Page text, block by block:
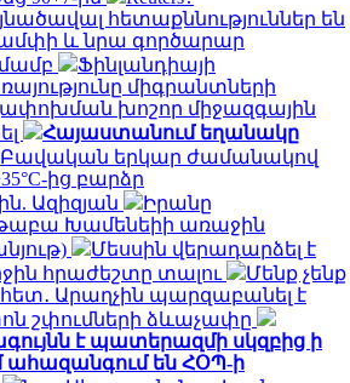
հետաքննություններ են
և նրա գործարար
Ֆինլանդիայի
միգրանտների
խոշոր միջազգային
Հայաստանում եղանակը
Բավական երկար ժամանակով
ից բարձր
Ազիզյան
Իրանը
Խամենեիի առաջին
Մեսսին վերադարձել է
հրաժեշտը տալու
Մենք չենք
Արաղչին պարզաբանել է
շփումների ձևաչափը
է պատերազմի սկզբից ի
ահազանգում են ՀՕՊ-ի